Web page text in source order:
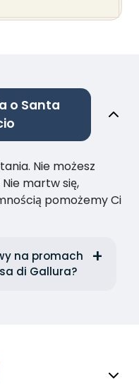
o Santa
Nie możesz
martw się,
pomożemy Ci
na promach
di Gallura?